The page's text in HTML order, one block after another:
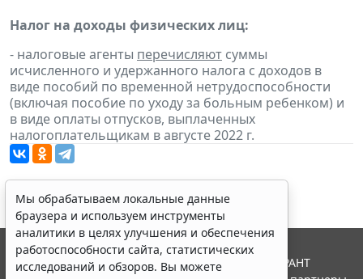
Налог на доходы физических лиц:
- налоговые агенты перечисляют суммы
исчисленного и удержанного налога с доходов в
виде пособий по временной нетрудоспособности
(включая пособие по уходу за больным ребенком) и
в виде оплаты отпусков, выплаченных
налогоплательщикам в августе 2022 г.
Мы обрабатываем локальные данные
браузера и используем инструменты
аналитики в целях улучшения и обеспечения
работоспособности сайта, статистических
исследований и обзоров. Вы можете
© ООО "НПП "ГАРАНТ-СЕРВИС", 2026. Система ГАРАНТ